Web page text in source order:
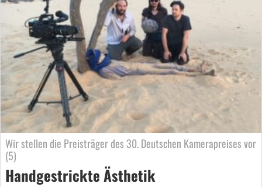
Wir stellen die Preisträger des 30. Deutschen Kamerapreises vor
(5)
Handgestrickte Ästhetik